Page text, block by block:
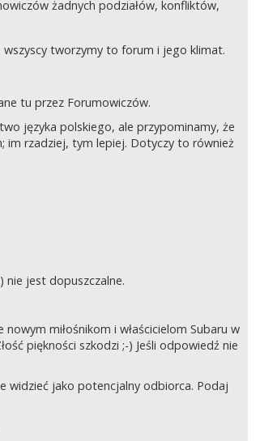
żadnych podziałów, konfliktów,
tworzymy to forum i jego klimat.
tu przez Forumowiczów.
języka polskiego, ale przypominamy, że
im rzadziej, tym lepiej. Dotyczy to również
nie jest dopuszczalne.
miłośnikom i właścicielom Subaru w
piękności szkodzi ;-) Jeśli odpowiedź nie
widzieć jako potencjalny odbiorca. Podaj